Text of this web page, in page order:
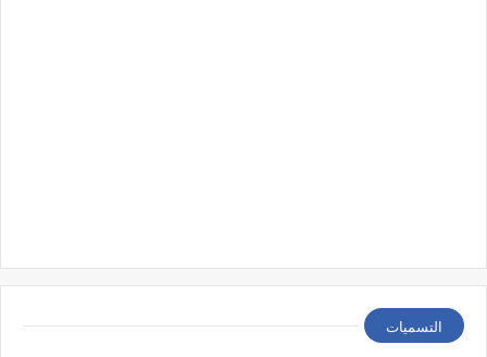
التسميات